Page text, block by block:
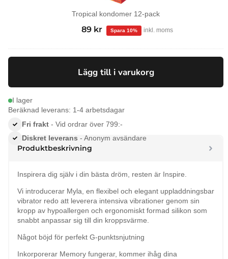
Tropical kondomer 12-pack
Det
priset
99 kr.
89 kr
Det
priset
89 kr.
inkl. moms
Lägg till i varukorg
I lager
Beräknad leverans: 1-4 arbetsdagar
Fri frakt - Vid ordrar över 799:-
Diskret leverans - Anonym avsändare
Produktbeskrivning
Inspirera dig själv i din bästa dröm, resten är Inspire.
Vi introducerar Myla, en flexibel och elegant uppladdningsbar
vibrator redo att leverera intensiva vibrationer genom sin
kropp av hypoallergen och ergonomiskt formad silikon som
snabbt anpassar sig till din kroppsvärme.
Något böjd för perfekt G-punktsnjutning
Inkorporerar Memory fungerar, kommer ihåg dina